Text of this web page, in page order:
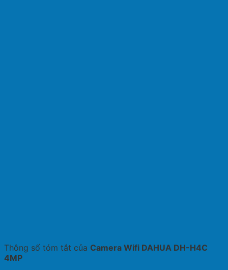
Thông số tóm tắt của Camera Wifi DAHUA DH-H4C
4MP